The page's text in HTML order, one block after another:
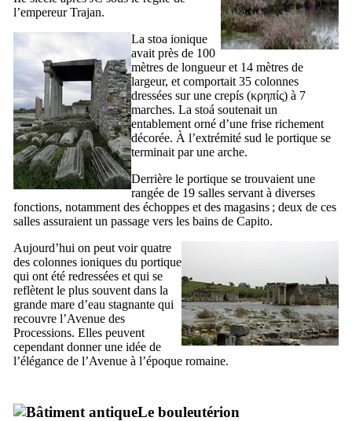
l’empereur Trajan.
La stoa ionique
avait près de 100
mètres de longueur et 14 mètres de
largeur, et comportait 35 colonnes
dressées sur une crepís (κρηπίς) à 7
marches. La stoá soutenait un
entablement orné d’une frise richement
décorée. À l’extrémité sud le portique se
terminait par une arche.
Derrière le portique se trouvaient une
rangée de 19 salles servant à diverses
fonctions, notamment des échoppes et des magasins ; deux de ces
salles assuraient un passage vers les bains de Capito.
Aujourd’hui on peut voir quatre
des colonnes ioniques du portique
qui ont été redressées et qui se
reflètent le plus souvent dans la
grande mare d’eau stagnante qui
recouvre l’Avenue des
Processions. Elles peuvent
cependant donner une idée de
l’élégance de l’Avenue à l’époque romaine.
Le bouleutérion